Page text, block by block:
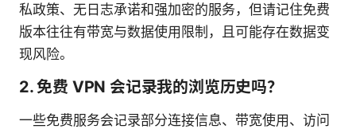
私政策、无日志承诺和强加密的服务，但请记住免费
版本往往有带宽与数据使用限制，且可能存在数据变
现风险。
2. 免费 VPN 会记录我的浏览历史吗？
一些免费服务会记录部分连接信息、带宽使用、访问